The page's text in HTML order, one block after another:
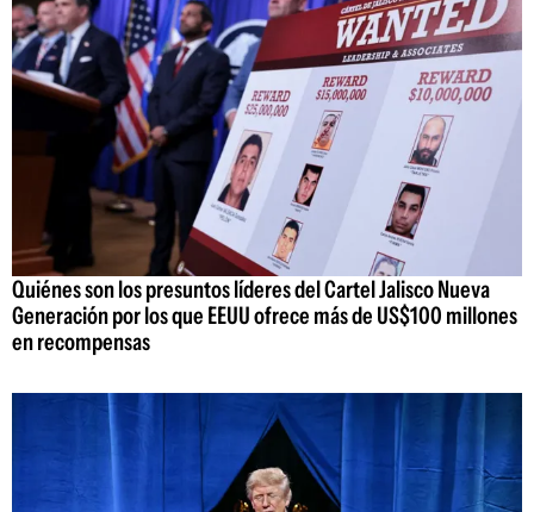
Quiénes son los presuntos líderes del Cartel Jalisco Nueva
Generación por los que EEUU ofrece más de US$100 millones
en recompensas